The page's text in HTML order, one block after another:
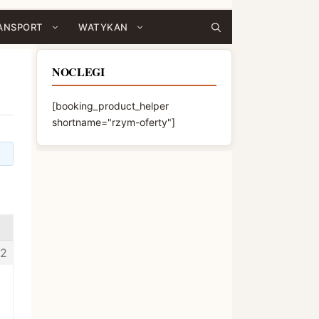
WATYKAN
NOCLEGI
[booking_product_helper
shortname="rzym-oferty"]